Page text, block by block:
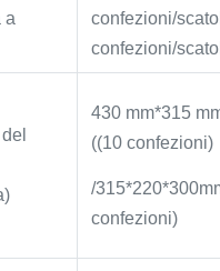
a
confezioni/
confezioni/
430 mm*315
((10 confezioni)
/
confezioni)